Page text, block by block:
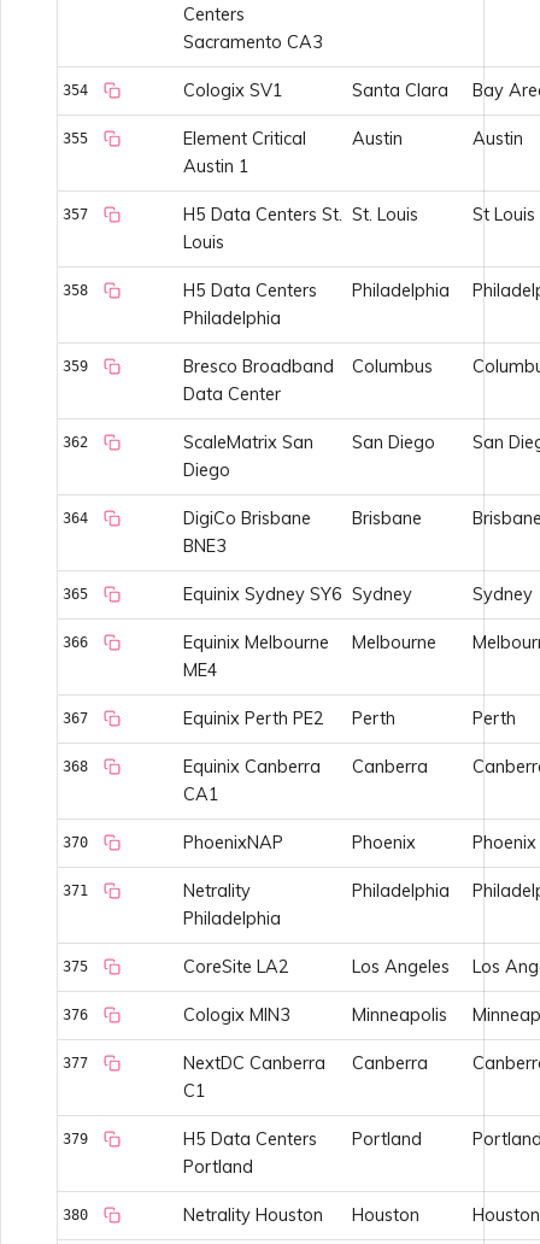
Centers
Sacramento CA3
354 Cologix SV1 Santa Clara Bay
355
Element Critical
Austin 1
Austin Austin
357
H5 Data Centers St.
Louis
St. Louis St Louis
358
H5 Data Centers
Philadelphia
Philadelphia
359
Bresco Broadband
Data Center
Columbus
362
ScaleMatrix San
Diego
San Diego San
364
DigiCo Brisbane
BNE3
Brisbane
365 Equinix Sydney SY6 Sydney Sydney
366
Equinix Melbourne
ME4
Melbourne
367 Equinix Perth PE2 Perth Perth
368
Equinix Canberra
CA1
Canberra
370 PhoenixNAP Phoenix Phoenix
371
Netrality
Philadelphia
Philadelphia
375 CoreSite LA2 Los Angeles Los
376 Cologix MIN3 Minneapolis
377
NextDC Canberra
C1
Canberra
379
H5 Data Centers
Portland
Portland
380 Netrality Houston Houston Houston